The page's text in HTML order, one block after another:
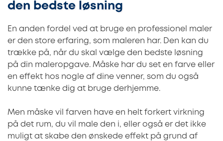
den bedste løsning
En anden fordel ved at bruge en professionel maler
er den store erfaring, som maleren har. Den kan du
trække på, når du skal vælge den bedste løsning
på din maleropgave. Måske har du set en farve eller
en effekt hos nogle af dine venner, som du også
kunne tænke dig at bruge derhjemme.
Men måske vil farven have en helt forkert virkning
på det rum, du vil male den i, eller også er det ikke
muligt at skabe den ønskede effekt på grund af